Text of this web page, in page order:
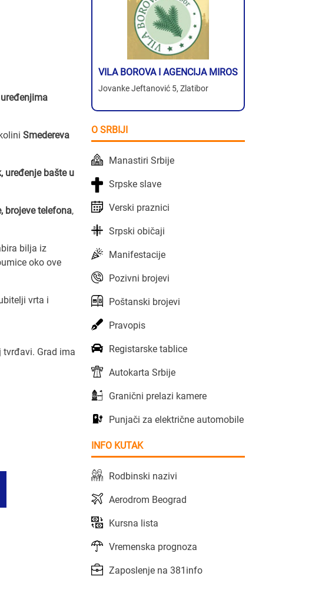
Smedereva
uređenje bašte u
brojeve telefona,
bilja iz
oko ove
vrta i
tvrđavi. Grad ima
VILA BOROVA I AGENCIJA MIROS
Jovanke Jeftanović 5, Zlatibor
O SRBIJI
Manastiri Srbije
Srpske slave
Verski praznici
Srpski običaji
Manifestacije
Pozivni brojevi
Poštanski brojevi
Pravopis
Registarske tablice
Autokarta Srbije
Granični prelazi kamere
Punjači za električne automobile
INFO KUTAK
Rodbinski nazivi
Aerodrom Beograd
Kursna lista
Vremenska prognoza
Zaposlenje na 381info